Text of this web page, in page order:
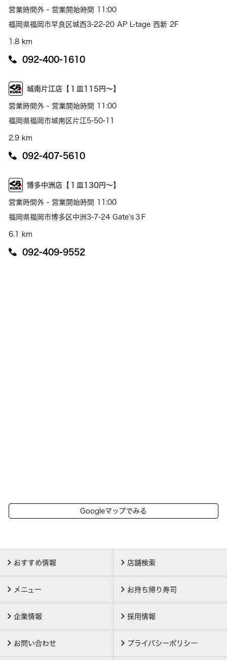
営業時間外 - 営業開始時間 11:00
福岡県福岡市早良区城西3-22-20 AP L-tage 西新 2F
1.8 km
092-400-1610
城南片江店【１皿115円～】
営業時間外 - 営業開始時間 11:00
福岡県福岡市城南区片江5-50-11
2.9 km
092-407-5610
博多中洲店【１皿130円～】
営業時間外 - 営業開始時間 11:00
福岡県福岡市博多区中洲3-7-24 Gate’s３F
6.1 km
092-409-9552
Googleマップでみる
おすすめ情報 店舗検索
メニュー お持ち帰り寿司
企業情報 採用情報
お問い合わせ プライバシーポリシー